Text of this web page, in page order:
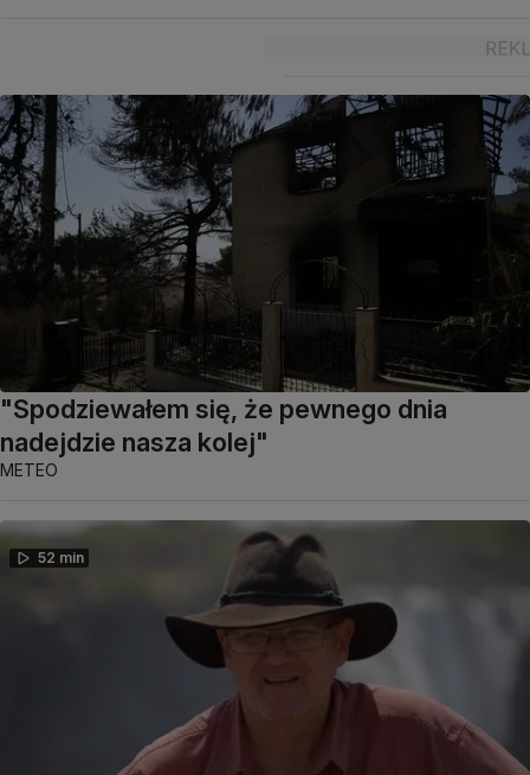
"Spodziewałem się, że pewnego dnia
nadejdzie nasza kolej"
METEO
52 min